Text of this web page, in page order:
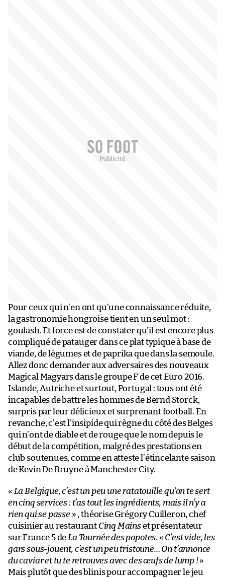
Pour ceux qui n’en ont qu’une connaissance réduite,
la gastronomie hongroise tient en un seul mot :
goulash. Et force est de constater qu’il est encore plus
compliqué de patauger dans ce plat typique à base de
viande, de légumes et de paprika que dans la semoule.
Allez donc demander aux adversaires des nouveaux
Magical Magyars dans le groupe F de cet Euro 2016.
Islande, Autriche et surtout, Portugal : tous ont été
incapables de battre les hommes de Bernd Storck,
surpris par leur délicieux et surprenant football. En
revanche, c’est l’insipide qui règne du côté des Belges
qui n’ont de diable et de rouge que le nom depuis le
début de la compétition, malgré des prestations en
club soutenues, comme en atteste l’étincelante saison
de Kevin De Bruyne à Manchester City.
« La Belgique, c’est un peu une ratatouille qu’on te sert
en cinq services : t’as tout les ingrédients, mais il n’y a
rien qui se passe» , théorise Grégory Cuilleron, chef
cuisinier au restaurant Cinq Mainset présentateur
sur France 5 de La Tournée des popotes. « C’est vide, les
gars sous-jouent, c’est un peu tristoune… On t’annonce
du caviar et tu te retrouves avec des œufs de lump !»
Mais plutôt que des blinis pour accompagner le jeu